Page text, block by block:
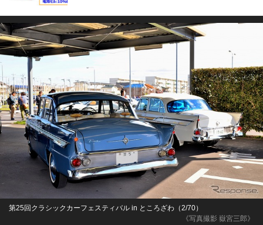
《写真撮影 嶽宮三郎》
第25回クラシックカーフェスティバル in ところざわ（2/70）